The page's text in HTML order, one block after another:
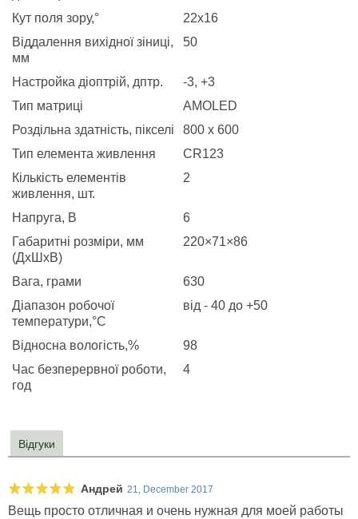
Кут поля зору,°
22х16
Віддалення вихідної зіниці,
мм
50
Настройка діоптрій, дптр.
-3, +3
Тип матриці
AMOLED
Роздільна здатність, пікселі
800 x 600
Тип елемента живлення
CR123
Кількість елементів
живлення, шт.
2
Напруга, В
6
Габаритні розміри, мм
(ДхШхВ)
220×71×86
Вага, грами
630
Діапазон робочої
температури,°С
від - 40 до +50
Відносна вологість,%
98
Час безперервної роботи,
год
4
Відгуки
Андрей 21, December 2017
Вещь просто отличная и очень нужная для моей работы